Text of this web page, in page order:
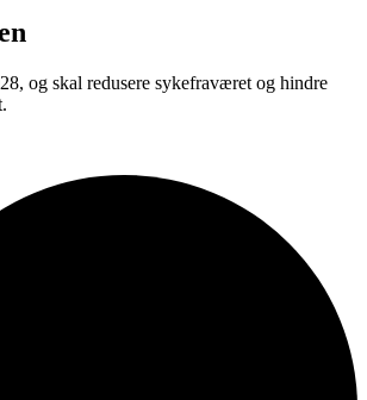
og skal redusere sykefraværet og hindre